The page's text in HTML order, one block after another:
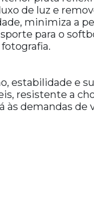
de luz e
minimiza a
para o
estabilidade e
resistente a
demandas de